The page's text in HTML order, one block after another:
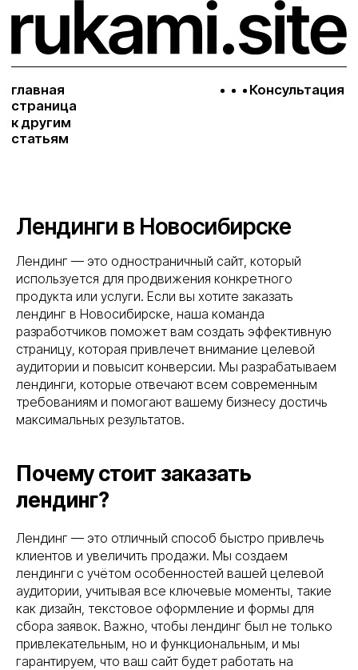
Консультация
главная
к другим
Лендинги в Новосибирске
Лендинг — это одностраничный сайт, который
используется для продвижения конкретного
продукта или услуги. Если вы хотите заказать
лендинг в Новосибирске, наша команда
разработчиков поможет вам создать эффективную
страницу, которая привлечет внимание целевой
аудитории и повысит конверсии. Мы разрабатываем
лендинги, которые отвечают всем современным
требованиям и помогают вашему бизнесу достичь
максимальных результатов.
Почему стоит заказать
лендинг?
Лендинг — это отличный способ быстро привлечь
клиентов и увеличить продажи. Мы создаем
лендинги с учётом особенностей вашей целевой
аудитории, учитывая все ключевые моменты, такие
как дизайн, текстовое оформление и формы для
сбора заявок. Важно, чтобы лендинг был не только
привлекательным, но и функциональным, и мы
гарантируем, что ваш сайт будет работать на